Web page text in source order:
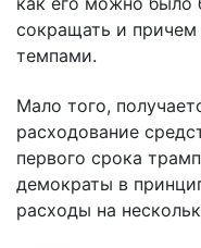
сокращать и
темпами.
Мало того,
расходование
первого срока
демократы в
расходы на